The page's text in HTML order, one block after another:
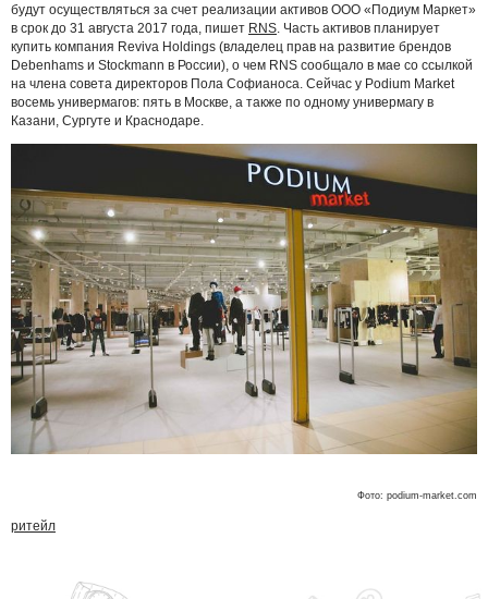
будут осуществляться за счет реализации активов ООО «Подиум Маркет»
в срок до 31 августа 2017 года, пишет RNS. Часть активов планирует
купить компания Reviva Holdings (владелец прав на развитие брендов
Debenhams и Stockmann в России), о чем RNS сообщало в мае со ссылкой
на члена совета директоров Пола Софианоса. Сейчас у Podium Market
восемь универмагов: пять в Москве, а также по одному универмагу в
Казани, Сургуте и Краснодаре.
Фото: podium-market.com
ритейл